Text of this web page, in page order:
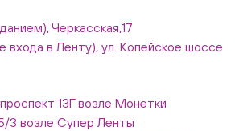
Черкасская,17
входа в Ленту), ул. Копейское шоссе
13Г возле Монетки
3 возле Супер Ленты